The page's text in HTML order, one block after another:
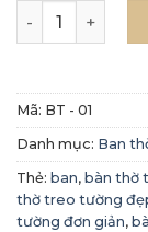
Bàn thờ treo
Mã: BT - 01
Danh mục: Ban
Thẻ: ban, bàn thờ
thờ treo tường
tường đơn giản,